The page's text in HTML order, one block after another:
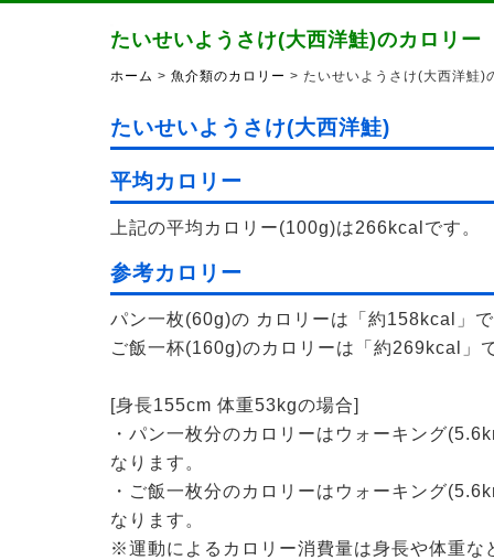
たいせいようさけ(大西洋鮭)のカロリー
ホーム > 魚介類のカロリー > たいせいようさけ(大西洋鮭)
たいせいようさけ(大西洋鮭)
平均カロリー
上記の平均カロリー(100g)は266kcalです。
参考カロリー
パン一枚(60g)の カロリーは「約158kcal」
ご飯一杯(160g)のカロリーは「約269kcal」
[身長155cm 体重53kgの場合]
・パン一枚分のカロリーはウォーキング
なります。
・ご飯一枚分のカロリーはウォーキング
なります。
※運動によるカロリー消費量は身長や体重な